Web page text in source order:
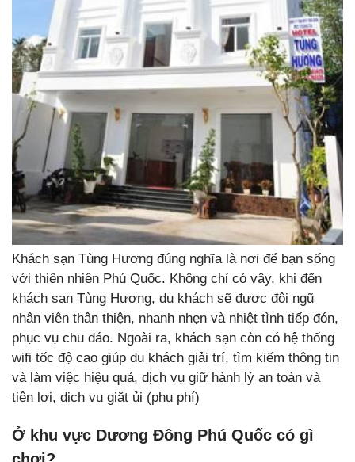
Khách sạn Tùng Hương đúng nghĩa là nơi để bạn sống
với thiên nhiên Phú Quốc. Không chỉ có vậy, khi đến
khách sạn Tùng Hương, du khách sẽ được đội ngũ
nhân viên thân thiện, nhanh nhẹn và nhiệt tình tiếp đón,
phục vụ chu đáo. Ngoài ra, khách sạn còn có hệ thống
wifi tốc độ cao giúp du khách giải trí, tìm kiếm thông tin
và làm việc hiệu quả, dịch vụ giữ hành lý an toàn và
tiện lợi, dịch vụ giặt ủi (phụ phí)
Ở khu vực Dương Đông Phú Quốc có gì